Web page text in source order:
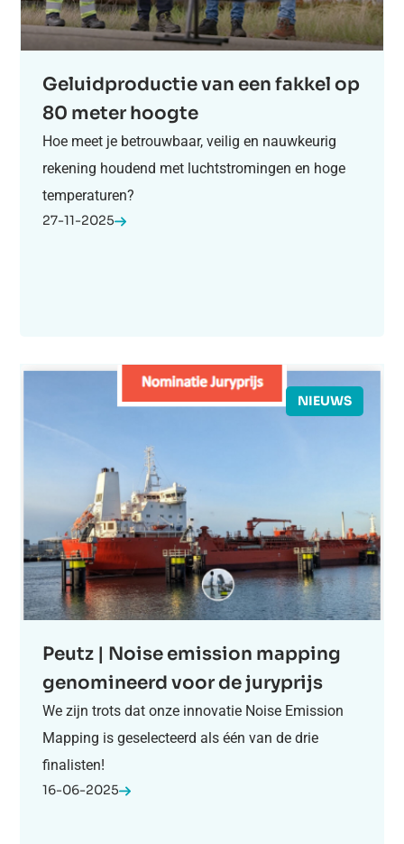
Geluidproductie van een fakkel op
80 meter hoogte
Hoe meet je betrouwbaar, veilig en nauwkeurig
rekening houdend met luchtstromingen en hoge
temperaturen?
27-11-2025
NIEUWS
Peutz | Noise emission mapping
genomineerd voor de juryprijs
We zijn trots dat onze innovatie Noise Emission
Mapping is geselecteerd als één van de drie
finalisten!
16-06-2025